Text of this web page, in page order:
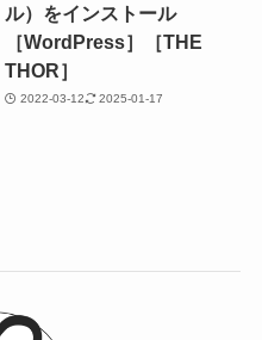
ル）をインストール
［WordPress］［THE
THOR］
2022-03-12 2025-01-17